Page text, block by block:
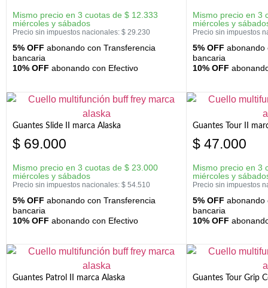
Mismo precio en 3 cuotas de $ 12.333
miércoles y sábados
Precio sin impuestos nacionales: $ 29.230
5% OFF abonando con Transferencia
bancaria
10% OFF abonando con Efectivo
Mismo precio en 3
miércoles y
Precio sin impuestos
5% OFF abonando
bancaria
10% OFF
Guantes Slide II marca Alaska
$ 69.000
Mismo precio en 3 cuotas de $ 23.000
miércoles y sábados
Precio sin impuestos nacionales: $ 54.510
5% OFF abonando con Transferencia
bancaria
10% OFF abonando con Efectivo
Guantes Tour II
$ 47.000
Mismo precio en 3
miércoles y
Precio sin impuestos
5% OFF abonando
bancaria
10% OFF
Guantes Patrol II marca Alaska Guantes Tour Grip